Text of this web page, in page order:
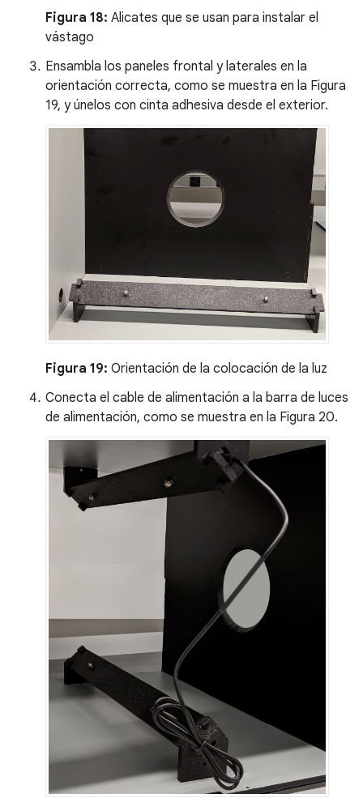
Figura 18: Alicates que se usan para instalar el
vástago
Ensambla los paneles frontal y laterales en la
orientación correcta, como se muestra en la Figura
19, y únelos con cinta adhesiva desde el exterior.
Figura 19: Orientación de la colocación de la luz
Conecta el cable de alimentación a la barra de luces
de alimentación, como se muestra en la Figura 20.